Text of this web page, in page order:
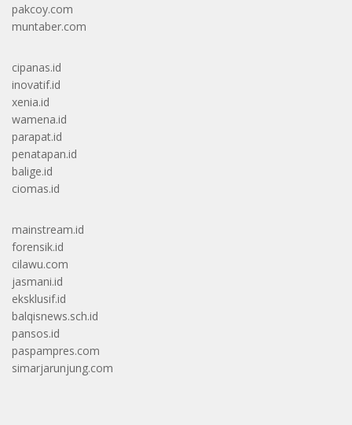
pakcoy.com
muntaber.com
cipanas.id
inovatif.id
xenia.id
wamena.id
parapat.id
penatapan.id
balige.id
ciomas.id
mainstream.id
forensik.id
cilawu.com
jasmani.id
eksklusif.id
balqisnews.sch.id
pansos.id
paspampres.com
simarjarunjung.com